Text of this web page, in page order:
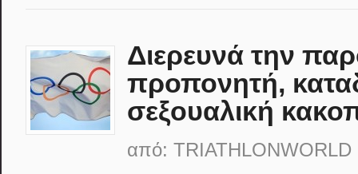
Διερευνά την
προπονητή,
σεξουαλική
από: TRIATHLONWORLD